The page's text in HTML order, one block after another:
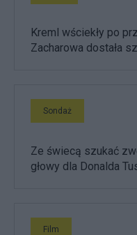
Kreml wściekły po
Zacharowa dostała
Sondaż
Ze świecą szukać
głowy dla Donalda
Film